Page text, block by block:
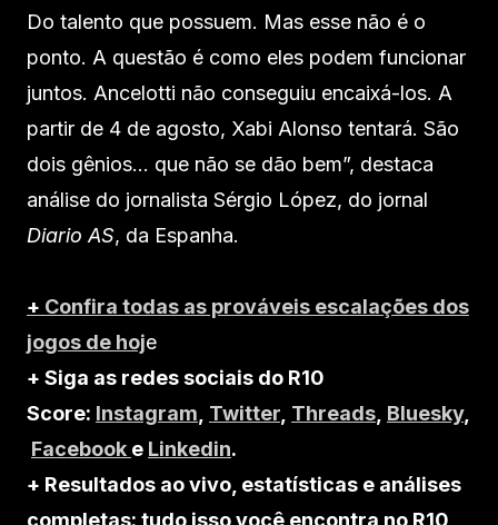
Do talento que possuem. Mas esse não é o
ponto. A questão é como eles podem funcionar
juntos. Ancelotti não conseguiu encaixá-los. A
partir de 4 de agosto, Xabi Alonso tentará. São
dois gênios… que não se dão bem”, destaca
análise do jornalista Sérgio López, do jornal
Diario AS, da Espanha.
+ Confira todas as prováveis escalações dos
jogos de hoje
+ Siga as redes sociais do R10
Score: Instagram Twitter Threads Bluesky,
Facebook e Linkedin.
+ Resultados ao vivo, estatísticas e análises
completas: tudo isso você encontra no R10